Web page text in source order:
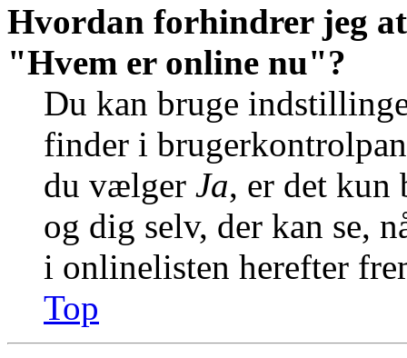
Hvordan forhindrer jeg
"Hvem er online nu"?
Du kan bruge
finder i
du vælger Ja, er det kun
og dig selv, der kan se,
i onlinelisten herefter
Top